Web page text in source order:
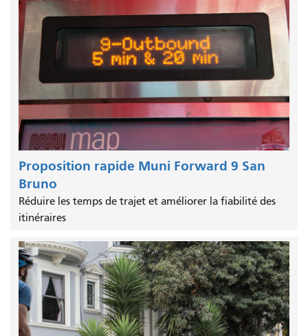
Proposition rapide Muni Forward 9 San
Bruno
Réduire les temps de trajet et améliorer la fiabilité des
itinéraires